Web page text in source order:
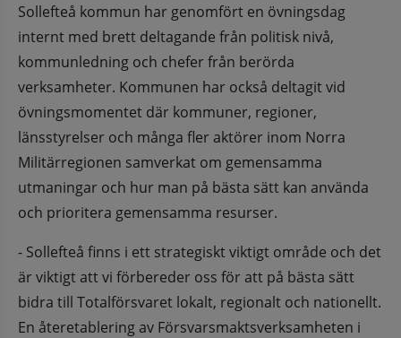
Sollefteå kommun har genomfört en övningsdag
internt med brett deltagande från politisk nivå,
kommunledning och chefer från berörda
verksamheter. Kommunen har också deltagit vid
övningsmomentet där kommuner, regioner,
länsstyrelser och många fler aktörer inom Norra
Militärregionen samverkat om gemensamma
utmaningar och hur man på bästa sätt kan använda
och prioritera gemensamma resurser.
- Sollefteå finns i ett strategiskt viktigt område och det
är viktigt att vi förbereder oss för att på bästa sätt
bidra till Totalförsvaret lokalt, regionalt och nationellt.
En återetablering av Försvarsmaktsverksamheten i